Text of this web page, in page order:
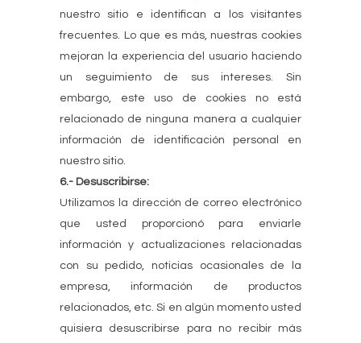
nuestro sitio e identifican a los visitantes
frecuentes. Lo que es más, nuestras cookies
mejoran la experiencia del usuario haciendo
un seguimiento de sus intereses. Sin
embargo, este uso de cookies no está
relacionado de ninguna manera a cualquier
información de identificación personal en
nuestro sitio.
6.- Desuscribirse:
Utilizamos la dirección de correo electrónico
que usted proporcionó para enviarle
información y actualizaciones relacionadas
con su pedido, noticias ocasionales de la
empresa, información de productos
relacionados, etc. Si en algún momento usted
quisiera desuscribirse para no recibir más